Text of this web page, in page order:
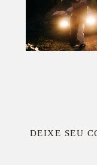
DEIXE SEU